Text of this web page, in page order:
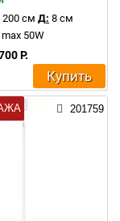
200 см Д: 8 см
max 50W
Р.
Купить
201759